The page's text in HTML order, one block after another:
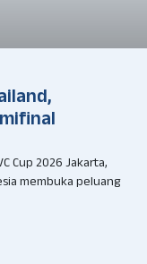
Cup 2026 Jakarta,
membuka peluang